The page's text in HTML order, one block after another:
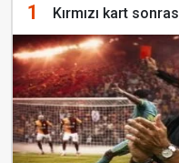
1 Kırmızı kart